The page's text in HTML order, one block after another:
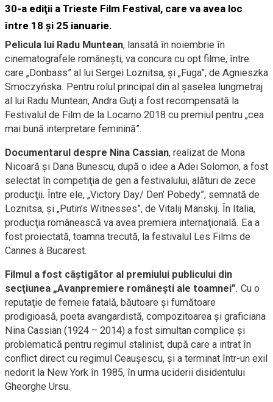
30-a ediţii a Trieste Film Festival, care va avea loc
între 18 şi 25 ianuarie.
Pelicula lui Radu Muntean, lansată în noiembrie în
cinematografele româneşti, va concura cu opt filme, între
care „Donbass” al lui Sergei Loznitsa, şi „Fuga”, de Agnieszka
Smoczyńska. Pentru rolul principal din al şaselea lungmetraj
al lui Radu Muntean, Andra Guţi a fost recompensată la
Festivalul de Film de la Locarno 2018 cu premiul pentru „cea
mai bună interpretare feminină”.
Documentarul despre Nina Cassian, realizat de Mona
Nicoară şi Dana Bunescu, după o idee a Adei Solomon, a fost
selectat în competiţia de gen a festivalului, alături de zece
producţii. Între ele, „Victory Day/ Den’ Pobedy”, semnată de
Loznitsa, şi „Putin’s Witnesses”, de Vitalij Manskij. În Italia,
producţia românească va avea premiera internaţională. Ea a
fost proiectată, toamna trecută, la festivalul Les Films de
Cannes à Bucarest.
Filmul a fost câştigător al premiului publicului din
secţiunea „Avanpremiere româneşti ale toamnei”. Cu o
reputaţie de femeie fatală, băutoare şi fumătoare
prodigioasă, poeta avangardistă, compozitoarea şi graficiana
Nina Cassian (1924 – 2014) a fost simultan complice şi
problematică pentru regimul stalinist, după care a intrat în
conflict direct cu regimul Ceauşescu, şi a terminat într-un exil
nedorit la New York în 1985, în urma uciderii disidentului
Gheorghe Ursu.